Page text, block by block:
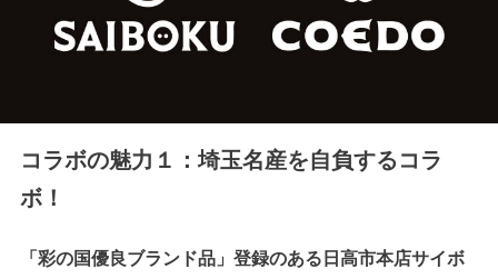
コラボの魅力１：埼玉名産を自負するコラ
ボ！
「彩の国優良ブランド品」登録のある日高市本店サイボ